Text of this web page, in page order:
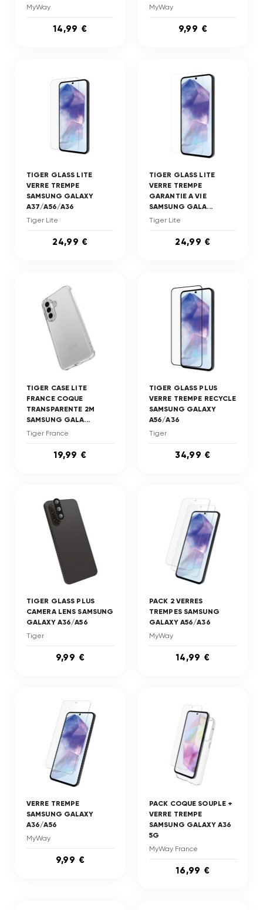
MyWay
14,99 €
MyWay
9,99 €
TIGER GLASS LITE
VERRE TREMPE
SAMSUNG GALAXY
A37/A56/A36
Tiger Lite
24,99 €
TIGER GLASS LITE
VERRE TREMPE
GARANTIE A VIE
SAMSUNG GALA...
Tiger Lite
24,99 €
TIGER CASE LITE
FRANCE COQUE
TRANSPARENTE 2M
SAMSUNG GALA...
Tiger France
19,99 €
TIGER GLASS PLUS
VERRE TREMPE RECYCLE
SAMSUNG GALAXY
A56/A36
Tiger
34,99 €
TIGER GLASS PLUS
CAMERA LENS SAMSUNG
GALAXY A36/A56
Tiger
9,99 €
PACK 2 VERRES
TREMPES SAMSUNG
GALAXY A56/A36
MyWay
14,99 €
VERRE TREMPE
SAMSUNG GALAXY
A36/A56
MyWay
9,99 €
PACK COQUE SOUPLE +
VERRE TREMPE
SAMSUNG GALAXY A36
5G
MyWay France
16,99 €